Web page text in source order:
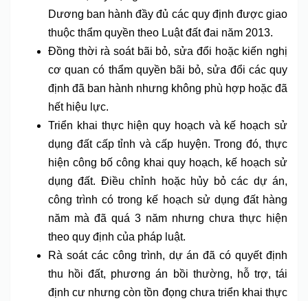
Dương ban hành đầy đủ các quy định được giao
thuộc thẩm quyền theo Luật đất đai năm 2013.
Đồng thời rà soát bãi bỏ, sửa đổi hoặc kiến nghị
cơ quan có thẩm quyền bãi bỏ, sửa đổi các quy
định đã ban hành nhưng không phù hợp hoặc đã
hết hiệu lực.
Triển khai thực hiện quy hoạch và kế hoạch sử
dụng đất cấp tỉnh và cấp huyện. Trong đó, thực
hiện công bố công khai quy hoạch, kế hoạch sử
dụng đất. Điều chỉnh hoặc hủy bỏ các dự án,
công trình có trong kế hoạch sử dụng đất hàng
năm mà đã quá 3 năm nhưng chưa thực hiện
theo quy định của pháp luật.
Rà soát các công trình, dự án đã có quyết định
thu hồi đất, phương án bồi thường, hỗ trợ, tái
định cư nhưng còn tồn đọng chưa triển khai thực